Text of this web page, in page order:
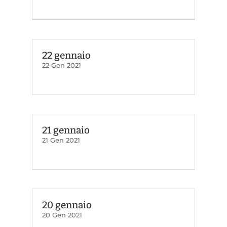
22 gennaio
22 Gen 2021
21 gennaio
21 Gen 2021
20 gennaio
20 Gen 2021